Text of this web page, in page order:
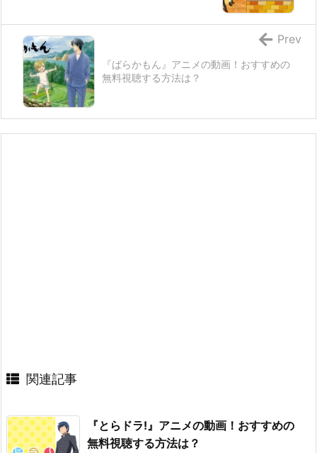
『ばらかもん』アニメの動画！おすすめの
無料視聴する方法は？
Prev
関連記事
『とらドラ!』アニメの動画！おすすめの
無料視聴する方法は？